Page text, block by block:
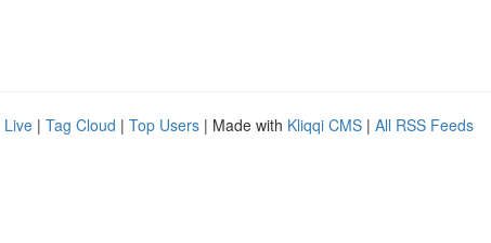
Live | Tag Cloud | Top Users | Made with Kliqqi CMS | All RSS Feeds